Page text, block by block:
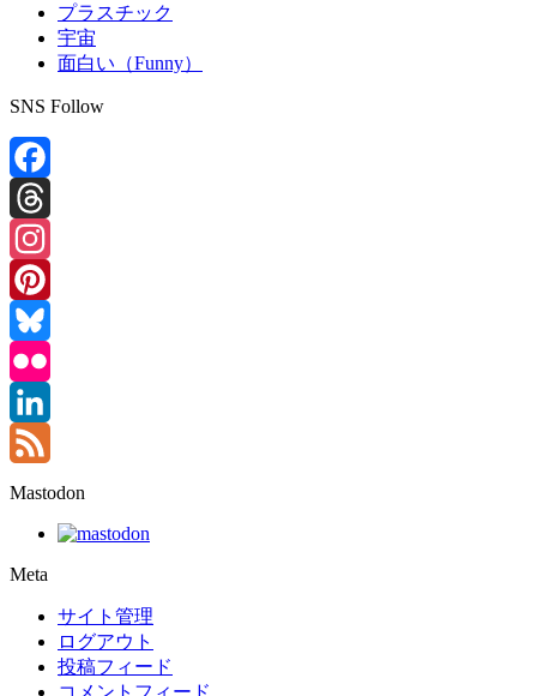
プラスチック
宇宙
面白い（Funny）
SNS Follow
Facebook
Threads
Instagram
Pinterest
Bluesky
Flickr
LinkedIn
Feed
Mastodon
Meta
サイト管理
ログアウト
投稿フィード
コメントフィード